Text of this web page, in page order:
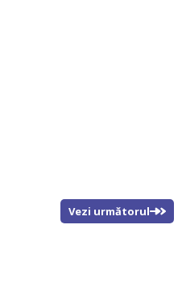
Vezi următorul